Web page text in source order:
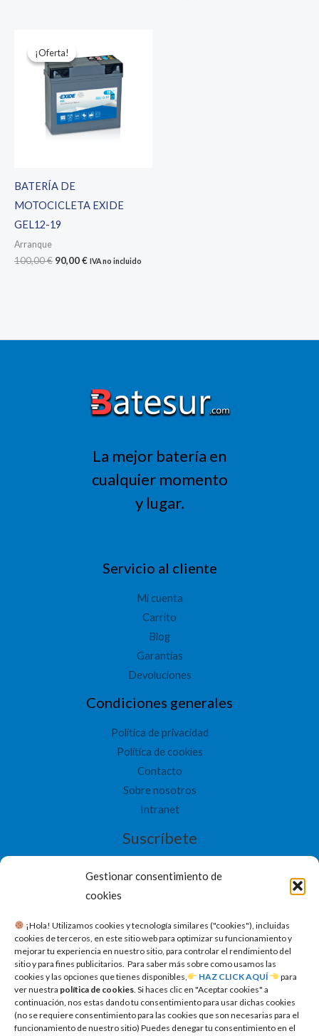
Gestionar consentimiento de
cookies
​ ¡Hola! Utilizamos cookies y tecnología similares ("cookies"), incluidas
cookies de terceros, en este sitio web para optimizar su funcionamiento y
mejorar tu experiencia en nuestro sitio, para controlar el rendimiento del
sitio y para fines publicitarios. Para saber más sobre como usamos las
cookies y las opciones que tienes disponibles,
HAZ CLICK AQUÍ
para
ver nuestra política de cookies. Si haces clic en "Aceptar cookies" a
continuación, nos estas dando tu consentimiento para usar dichas cookies
(no se requiere consentimiento para las cookies que son necesarias para el
funcionamiento de nuestro sitio) Puedes denegar tu consentimiento en el
¡Oferta!
¡Oferta!
BATERÍA DE
MOTOCICLETA EXIDE
GEL12-19
Arranque
100,00€ El
90,00€ElIVA no incluido
La mejor batería en
cualquier momento
y lugar.
Servicio al cliente
Mi cuenta
Carrito
Blog
Garantías
Devoluciones
Condiciones generales
Política de privacidad
Política de cookies
Contacto
Sobre nosotros
Intranet
Suscríbete
SUSCRIBETE